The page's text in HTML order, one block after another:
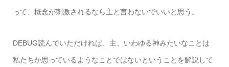
って、概念が刺激されるなら主と言わないでいいと思う。
DEBUG読んでいただければ、主、いわゆる神みたいなことは
私たちか思っているようなことではないということを解説して